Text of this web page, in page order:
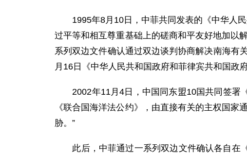
1995年8月10日，中菲共同发表的《中华人民
过平等和相互尊重基础上的磋商和平友好地加以
系列双边文件确认通过双边谈判协商解决南海有
月16日《中华人民共和国政府和菲律宾共和国政
2002年11月4日，中国同东盟10国共同签署《
《联合国海洋法公约》，由直接有关的主权国
胁。”
此后，中菲通过一系列双边文件确认各自在《